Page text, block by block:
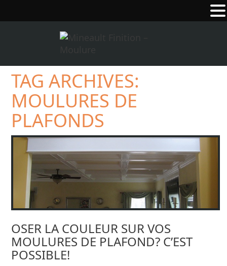
TAG ARCHIVES:
MOULURES DE
PLAFONDS
OSER LA COULEUR SUR VOS
MOULURES DE PLAFOND? C’EST
POSSIBLE!